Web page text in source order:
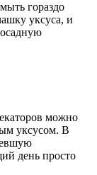
гораздо
уксуса, и
можно
уксусом. В
день просто